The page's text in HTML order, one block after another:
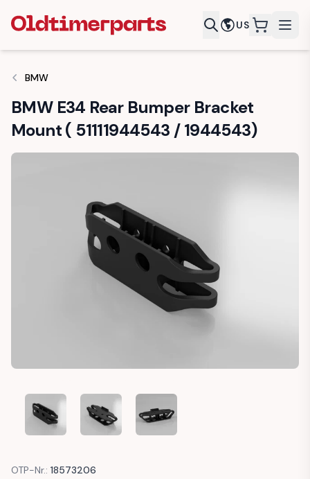
US
BMW
BMW E34 Rear Bumper Bracket
Mount ( 51111944543 / 1944543)
BMW E34 REAR BUMPER BRACKET MOUNT ( 51111944543 /
BMW E34 REAR BUMPER BRACKET MOUNT (
BMW E34 REAR BUMPER
OTP-Nr.: 18573206